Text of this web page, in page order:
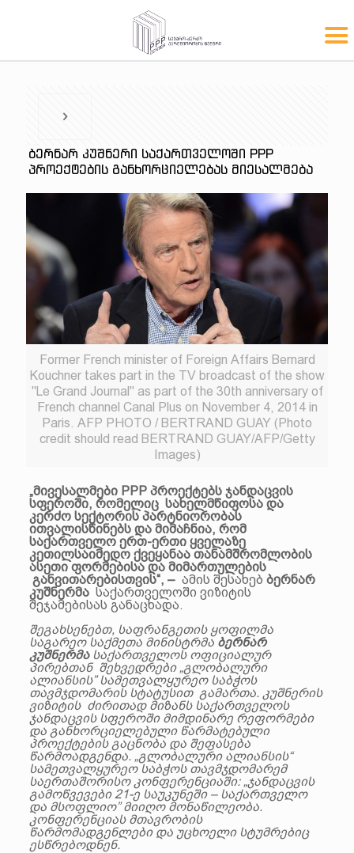
ᲑᲔᲠᲜᲐᲠ ᲙᲣᲨᲜᲔᲠᲘ ᲡᲐᲥᲐᲠᲗᲕᲔᲚᲝᲨᲘ PPP
ᲞᲠᲝᲔᲥᲢᲔᲑᲘᲡ ᲒᲐᲜᲮᲝᲠᲪᲘᲔᲚᲔᲑᲐᲡ ᲛᲘᲔᲡᲐᲚᲛᲔᲑᲐ
Former French minister of Foreign Affairs Bernard
Kouchner takes part in the TV broadcast of the show
"Le Grand Journal" as part of the 30th anniversary of
French channel Canal Plus on November 4, 2014 in
Paris. AFP PHOTO / BERTRAND GUAY (Photo
credit should read BERTRAND GUAY/AFP/Getty
Images)
„მივესალმები РРР პროექტებს ჯანდაცვის
სფეროში, რომელიც სახელმწიფოსა და
კერძო სექტორის პარტნიორობას
ითვალისწინებს და მიმაჩნია, რომ
საქართველო ერთ-ერთი ყველაზე
კეთილსაიმედო ქვეყანაა თანამშრომლობის
ასეთი ფორმებისა და მიმართულების
განვითარებისთვის“, – ამის შესახებ ბერნარ
კუშნერმასაქართველოში ვიზიტის
შეჯამებისას განაცხადა.
შეგახსენებთ, საფრანგეთის ყოფილმა
საგარეო საქმეთა მინისტრმა ბერნარ
კუშნერმა საქართველოს ოფიციალურ
პირებთან შეხვედრები „გლობალური
ალიანსის” სამეთვალყურეო საბჭოს
თავმჯდომარის სტატუსით გამართა. კუშნერის
ვიზიტის ძირითად მიზანს საქართველოს
ჯანდაცვის სფეროში მიმდინარე რეფორმები
და განხორციელებული წარმატებული
პროექტების გაცნობა და შეფასება
წარმოადგენდა. „გლობალური ალიანსის“
სამეთვალყურეო საბჭოს თავმჯდომარემ
საერთაშორისო კონფერენციაში: „ჯანდაცვის
გამოწვევები 21-ე საუკუნეში – საქართველო
და მსოფლიო” მიიღო მონაწილეობა.
კონფერენციას მთავრობის
წარმომადგენლები და უცხოელი სტუმრებიც
ესწრებოდნენ.